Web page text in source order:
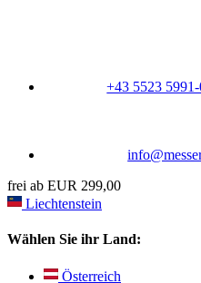
+43 5523
frei ab EUR 299,00
Liechtenstein
Wählen Sie ihr Land:
Österreich